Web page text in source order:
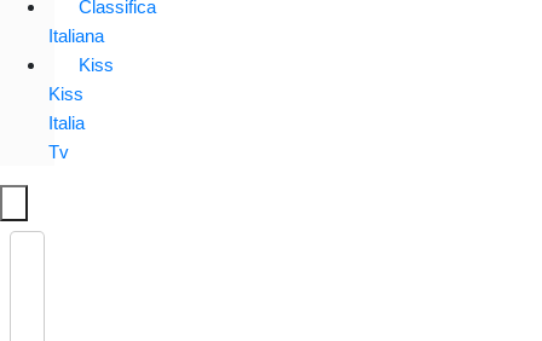
Classifica
Italiana
Kiss
Kiss
Italia
Tv